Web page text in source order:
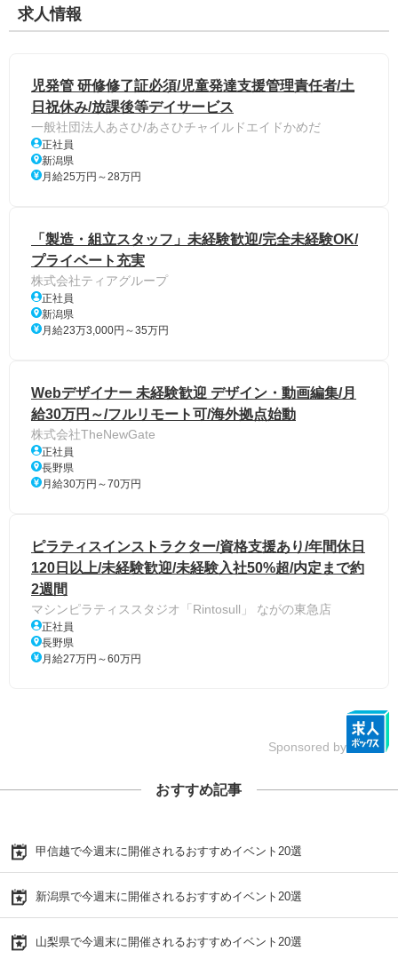
求人情報
児発管 研修修了証必須/児童発達支援管理責任者/土
日祝休み/放課後等デイサービス
一般社団法人あさひ/あさひチャイルドエイドかめだ
正社員
新潟県
月給25万円～28万円
「製造・組立スタッフ」未経験歓迎/完全未経験OK/
プライベート充実
株式会社ティアグループ
正社員
新潟県
月給23万3,000円～35万円
Webデザイナー 未経験歓迎 デザイン・動画編集/月
給30万円～/フルリモート可/海外拠点始動
株式会社TheNewGate
正社員
長野県
月給30万円～70万円
ピラティスインストラクター/資格支援あり/年間休日
120日以上/未経験歓迎/未経験入社50%超/内定まで約
2週間
マシンピラティススタジオ「Rintosull」 ながの東急店
正社員
長野県
月給27万円～60万円
Sponsored by
おすすめ記事
甲信越で今週末に開催されるおすすめイベント20選
新潟県で今週末に開催されるおすすめイベント20選
山梨県で今週末に開催されるおすすめイベント20選